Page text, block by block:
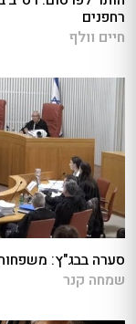
רחפנים
חיים וולף
סערה בבג"ץ:
שמחה קנר